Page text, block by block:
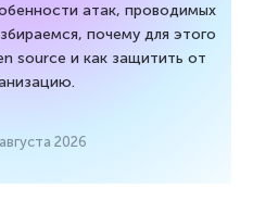
атак, проводимых
почему для этого
source и как защитить от
2026